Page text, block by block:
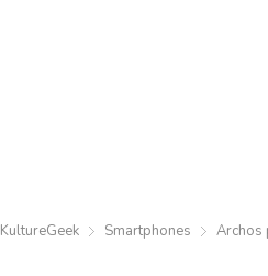
KultureGeek Smartphones Archos